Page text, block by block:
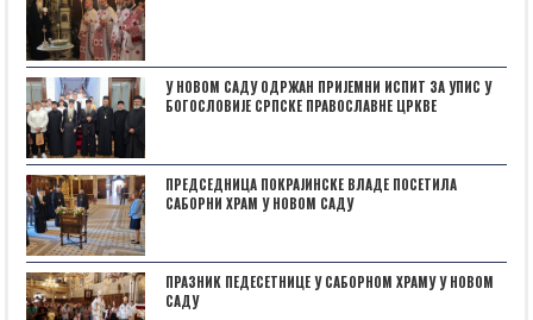
У НОВОМ САДУ ОДРЖАН ПРИЈЕМНИ ИСПИТ ЗА УПИС У
БОГОСЛОВИЈЕ СРПСКЕ ПРАВОСЛАВНЕ ЦРКВЕ
ПРЕДСЕДНИЦА ПОКРАЈИНСКЕ ВЛАДЕ ПОСЕТИЛА
САБОРНИ ХРАМ У НОВОМ САДУ
ПРАЗНИК ПЕДЕСЕТНИЦЕ У САБОРНОМ ХРАМУ У НОВОМ
САДУ